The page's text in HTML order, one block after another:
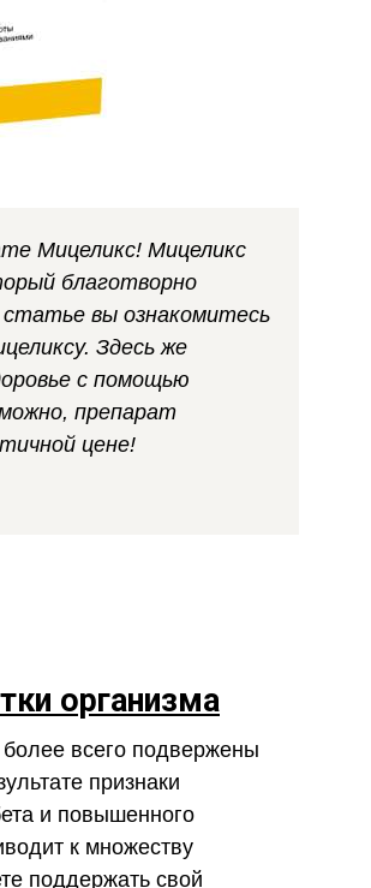
Мицеликс! Мицеликс
благотворно
статье вы ознакомитесь
Здесь же
с помощью
препарат
цене!
организма
всего подвержены
признаки
и повышенного
к множеству
поддержать свой